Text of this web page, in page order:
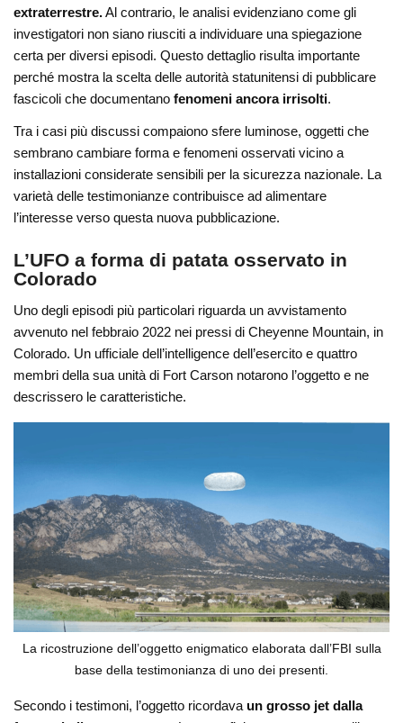
extraterrestre.Al contrario, le analisi evidenziano come gli
investigatori non siano riusciti a individuare una spiegazione
certa per diversi episodi. Questo dettaglio risulta importante
perché mostra la scelta delle autorità statunitensi di pubblicare
fascicoli che documentanofenomeni ancora irrisolti.
Tra i casi più discussi compaiono sfere luminose, oggetti che
sembrano cambiare forma e fenomeni osservati vicino a
installazioni considerate sensibili per la sicurezza nazionale. La
varietà delle testimonianze contribuisce ad alimentare
l’interesse verso questa nuova pubblicazione.
L’UFO a forma di patata osservato in
Colorado
Uno degli episodi più particolari riguarda un avvistamento
avvenuto nel febbraio 2022 nei pressi di Cheyenne Mountain, in
Colorado. Un ufficiale dell’intelligence dell’esercito e quattro
membri della sua unità di Fort Carson notarono l’oggetto e ne
descrissero le caratteristiche.
La ricostruzione dell’oggetto enigmatico elaborata dall’FBI sulla
base della testimonianza di uno dei presenti.
Secondo i testimoni, l’oggetto ricordava un grosso jet dalla